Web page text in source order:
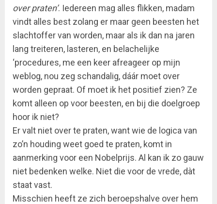
over praten’. Iedereen mag alles flikken, madam
vindt alles best zolang er maar geen beesten het
slachtoffer van worden, maar als ik dan na jaren
lang treiteren, lasteren, en belachelijke
‘procedures, me een keer afreageer op mijn
weblog, nou zeg schandalig, dáár moet over
worden gepraat. Of moet ik het positief zien? Ze
komt alleen op voor beesten, en bij die doelgroep
hoor ik niet?
Er valt niet over te praten, want wie de logica van
zo’n houding weet goed te praten, komt in
aanmerking voor een Nobelprijs. Al kan ik zo gauw
niet bedenken welke. Niet die voor de vrede, dàt
staat vast.
Misschien heeft ze zich beroepshalve over hem